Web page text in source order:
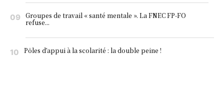
Groupes de travail « santé mentale ». La FNEC FP-FO
refuse...
Pôles d’appui à la scolarité : la double peine !